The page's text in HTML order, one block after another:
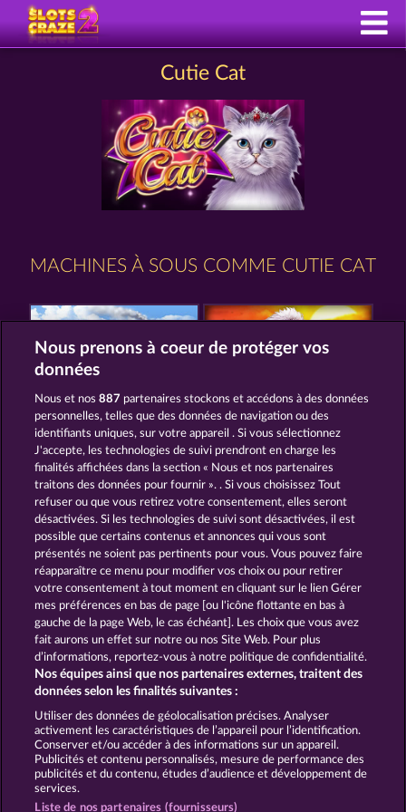
Cutie Cat
MACHINES À SOUS COMME CUTIE CAT
WILD RAPA NUI MAJESTIC KING
BLACK BEAUTY SAVANNA MOON
CGU Charte de confidentialité
Mentions légales Société FAQ
Facebook
Envoyer la demande de rétractation
Nous prenons à coeur de protéger vos
données
Nous et nos887 partenaires stockons et accédons à des données
personnelles, telles que des données de navigation ou des
identifiants uniques, sur votre appareil . Si vous sélectionnez
J'accepte, les technologies de suivi prendront en charge les
finalités affichées dans la section « Nous et nos partenaires
traitons des données pour fournir ». . Si vous choisissez Tout
refuser ou que vous retirez votre consentement, elles seront
désactivées. Si les technologies de suivi sont désactivées, il est
possible que certains contenus et annonces qui vous sont
présentés ne soient pas pertinents pour vous. Vous pouvez faire
réapparaître ce menu pour modifier vos choix ou pour retirer
votre consentement à tout moment en cliquant sur le lien Gérer
mes préférences en bas de page [ou l'icône flottante en bas à
gauche de la page Web, le cas échéant]. Les choix que vous avez
fait aurons un effet sur notre ou nos Site Web. Pour plus
d’informations, reportez-vous à notre politique de confidentialité.
Nos équipes ainsi que nos partenaires externes, traitent des
données selon les finalités suivantes :
Utiliser des données de géolocalisation précises. Analyser
activement les caractéristiques de l’appareil pour l’identification.
Conserver et/ou accéder à des informations sur un appareil.
Publicités et contenu personnalisés, mesure de performance des
publicités et du contenu, études d’audience et développement de
services.
Liste de nos partenaires (fournisseurs)